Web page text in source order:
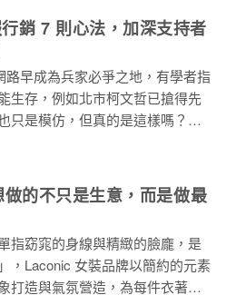
及行銷的功能，很方便的嵌入
、Twitter 上的最新近況，自己在
可以在與朋友、客戶的 Email 聯
網
下他們免費使用是有時效性
銷 7 則心法，加深支持者
路早成為兵家必爭之地，有學者指
生存，例如北市柯文哲已搶得先
只是模仿，但真的是這樣嗎？行
現的新大陸？ 以六都市長
選人，另計入網路討論度高的柯
福來爹林義豐，共計 14 人），統
粉絲專頁：16 個（柯文哲有柯文
粉專）、官網：10 個（柯文哲另
網站）、Line@：9 個、
的不只是生意，而是做最
指窈窕的身線與精緻的臉龐，是
，Laconic 女裝品牌以簡約的元素
打造與氣氛營造，為每件衣著說